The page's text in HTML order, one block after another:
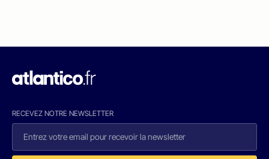
RECEVEZ NOTRE NEWSLETTER